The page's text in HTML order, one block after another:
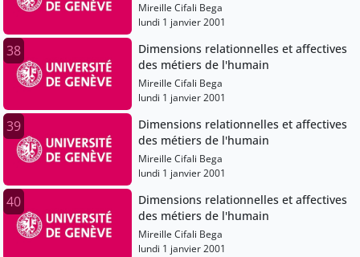
Mireille Cifali Bega
lundi 1 janvier 2001
38
Dimensions relationnelles et affectives
des métiers de l'humain
Mireille Cifali Bega
lundi 1 janvier 2001
39
Dimensions relationnelles et affectives
des métiers de l'humain
Mireille Cifali Bega
lundi 1 janvier 2001
40
Dimensions relationnelles et affectives
des métiers de l'humain
Mireille Cifali Bega
lundi 1 janvier 2001